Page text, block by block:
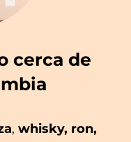
cerca de
, whisky, ron,